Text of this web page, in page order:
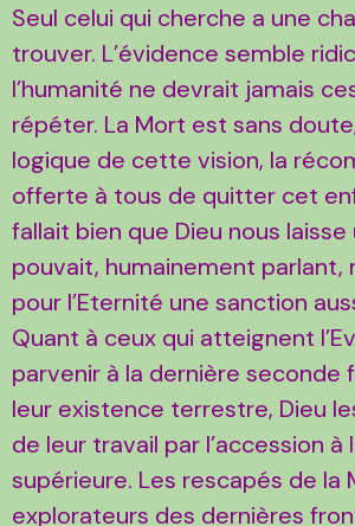
Seul celui qui cherche a une
trouver. L’évidence semble
l’humanité ne devrait jamais
répéter. La Mort est sans
logique de cette vision, la
offerte à tous de quitter cet
fallait bien que Dieu nous laisse
pouvait, humainement parlant,
pour l’Eternité une sanction
Quant à ceux qui atteignent
parvenir à la dernière seconde
leur existence terrestre, Dieu
de leur travail par l’accession à
supérieure. Les rescapés de la
explorateurs des dernières